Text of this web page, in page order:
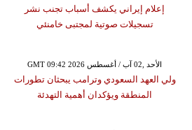
إعلام إيراني يكشف أسباب تجنب نشر
تسجيلات صوتية لمجتبى خامنئي
GMT 09:42 2026 الأحد ,02 آب / أغسطس
ولي العهد السعودي وترامب يبحثان تطورات
المنطقة ويؤكدان أهمية التهدئة